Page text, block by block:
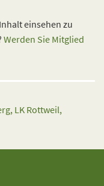
einsehen zu
Werden Sie Mitglied
LK Rottweil,